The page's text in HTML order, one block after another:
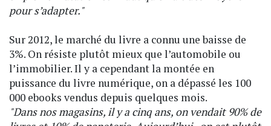
pour s’adapter."
Sur 2012, le marché du livre a connu une baisse de
3%. On résiste plutôt mieux que l’automobile ou
l’immobilier. Il y a cependant la montée en
puissance du livre numérique, on a dépassé les 100
000 ebooks vendus depuis quelques mois.
"Dans nos magasins, il y a cinq ans, on vendait 90% de